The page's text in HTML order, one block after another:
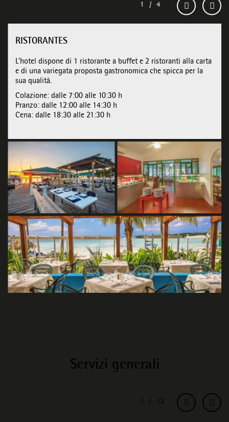
RISTORANTES
L’hotel dispone di 1 ristorante a buffet e 2 ristoranti alla carta
e di una variegata proposta gastronomica che spicca per la
sua qualità.
Colazione: dalle 7:00 alle 10:30 h
Pranzo: dalle 12:00 alle 14:30 h
Cena: dalle 18:30 alle 21:30 h
Servizi generali